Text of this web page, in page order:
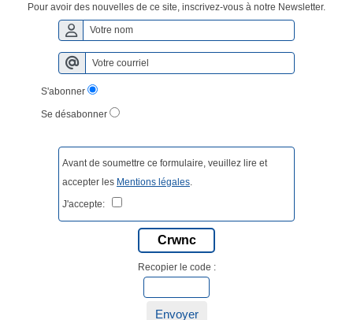
Pour avoir des nouvelles de ce site, inscrivez-vous à notre Newsletter.
S'abonner
Se désabonner
Avant de soumettre ce formulaire, veuillez lire et
accepter les Mentions légales
J'accepte:
Crwnc
Recopier le code :
Envoyer